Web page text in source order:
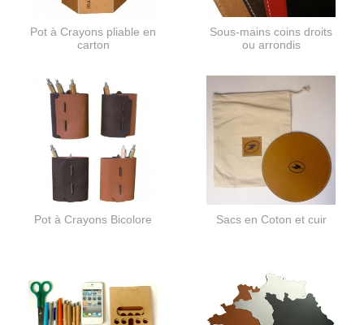
Pot à Crayons pliable en
carton
Sous-mains coins droits
ou arrondis
Pot à Crayons Bicolore Sacs en Coton et cuir